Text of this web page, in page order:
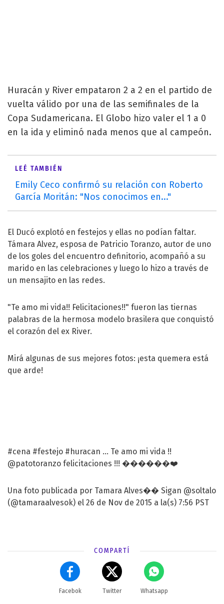
Huracán y River empataron 2 a 2 en el partido de
vuelta válido por una de las semifinales de la
Copa Sudamericana. El Globo hizo valer el 1 a 0
en la ida y eliminó nada menos que al campeón.
LEÉ TAMBIÉN
Emily Ceco confirmó su relación con Roberto
García Moritán: "Nos conocimos en..."
El Ducó explotó en festejos y ellas no podían faltar.
Támara Alvez, esposa de Patricio Toranzo, autor de uno
de los goles del encuentro definitorio, acompañó a su
marido en las celebraciones y luego lo hizo a través de
un mensajito en las redes.
"Te amo mi vida!! Felicitaciones!!" fueron las tiernas
palabras de la hermosa modelo brasilera que conquistó
el corazón del ex River.
Mirá algunas de sus mejores fotos: ¡esta quemera está
que arde!
#cena #festejo #huracan ... Te amo mi vida !!
@patotoranzo ️felicitaciones !!! ������❤️
Una foto publicada por Tamara Alves�� Sigan @soltalo
(@tamaraalvesok) el 26 de Nov de 2015 a la(s) 7:56 PST
COMPARTÍ
Facebok Twitter Whatsapp